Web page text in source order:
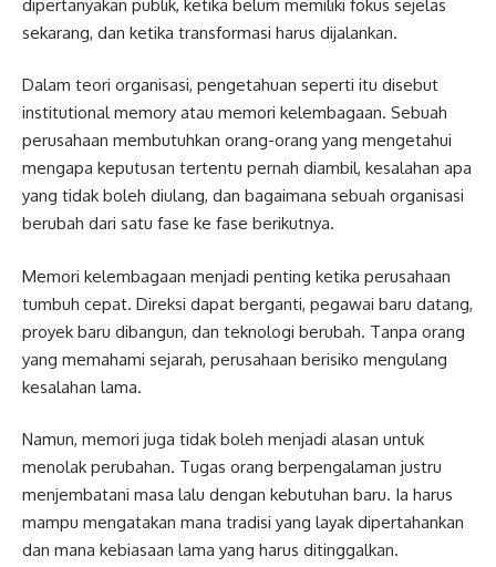
dipertanyakan publik, ketika belum memiliki fokus sejelas
sekarang, dan ketika transformasi harus dijalankan.
Dalam teori organisasi, pengetahuan seperti itu disebut
institutional memory atau memori kelembagaan. Sebuah
perusahaan membutuhkan orang-orang yang mengetahui
mengapa keputusan tertentu pernah diambil, kesalahan apa
yang tidak boleh diulang, dan bagaimana sebuah organisasi
berubah dari satu fase ke fase berikutnya.
Memori kelembagaan menjadi penting ketika perusahaan
tumbuh cepat. Direksi dapat berganti, pegawai baru datang,
proyek baru dibangun, dan teknologi berubah. Tanpa orang
yang memahami sejarah, perusahaan berisiko mengulang
kesalahan lama.
Namun, memori juga tidak boleh menjadi alasan untuk
menolak perubahan. Tugas orang berpengalaman justru
menjembatani masa lalu dengan kebutuhan baru. Ia harus
mampu mengatakan mana tradisi yang layak dipertahankan
dan mana kebiasaan lama yang harus ditinggalkan.